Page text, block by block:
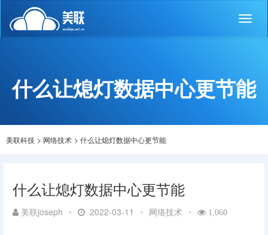
什么让熄灯数据中心更节能
美联科技 > 网络技术 > 什么让熄灯数据中心更节能
什么让熄灯数据中心更节能
美联joseph • 2022-03-11 • 网络技术 • 1,060